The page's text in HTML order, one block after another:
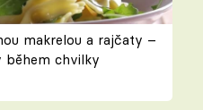
makrelou a rajčaty –
chvilky